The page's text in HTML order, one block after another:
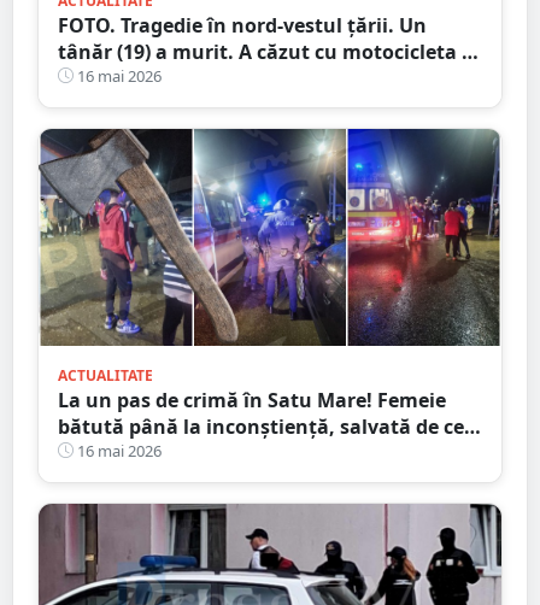
FOTO. Tragedie în nord-vestul țării. Un
tânăr (19) a murit. A căzut cu motocicleta în
prăpastie
16 mai 2026
ACTUALITATE
La un pas de crimă în Satu Mare! Femeie
bătută până la inconștiență, salvată de cei
4 copilași
16 mai 2026